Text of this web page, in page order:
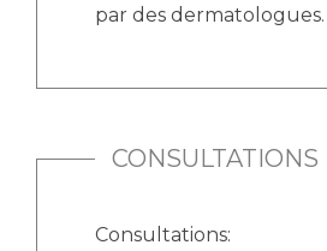
Médecine nucléaire
Centres de référence Maladies
Dossiers de presse
par des dermatologues.
CONSULTATIONS
Consultations: